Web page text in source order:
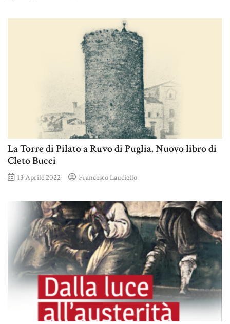
La Torre di Pilato a Ruvo di Puglia. Nuovo libro di
Cleto Bucci
13 Aprile 2022 Francesco Lauciello